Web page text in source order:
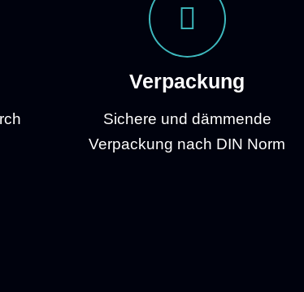
Verpackung
Sichere und dämmende
Verpackung nach DIN Norm